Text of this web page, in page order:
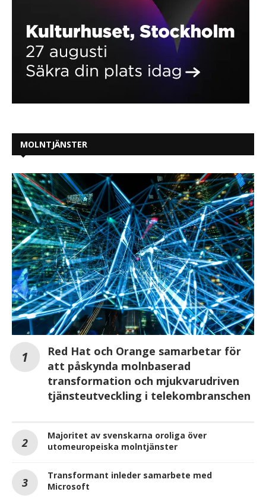
MOLNTJÄNSTER
Red Hat och Orange samarbetar för
att påskynda molnbaserad
transformation och mjukvarudriven
tjänsteutveckling i telekombranschen
Majoritet av svenskarna oroliga över
utomeuropeiska molntjänster
Transformant inleder samarbete med
Microsoft